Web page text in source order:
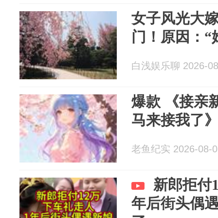
女子风光大
门！原因：“
白浅娱乐聊 2026-
爆款 《接亲
马来接我了
老鱼纪实 2026-08-
新郎拒付
年后街头偶